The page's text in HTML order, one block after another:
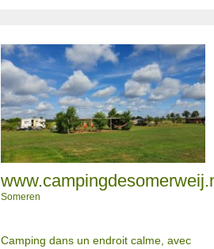
Someren
Camping dans un endroit calme, avec